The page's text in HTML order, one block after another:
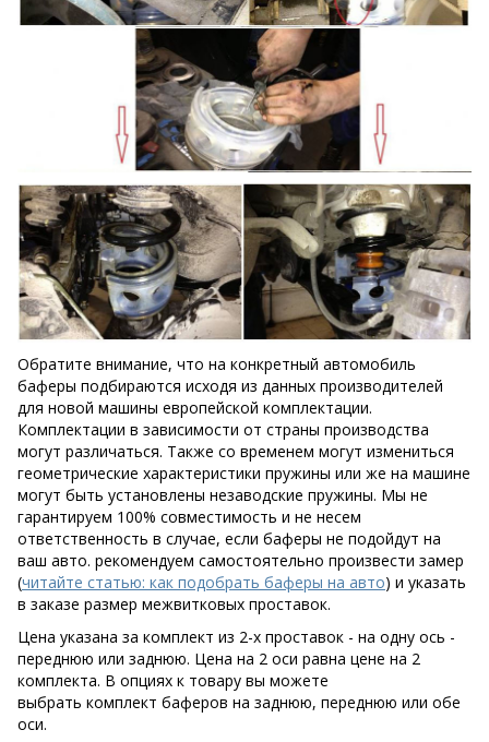
Обратите внимание, что на конкретный автомобиль
баферы подбираются исходя из данных производителей
для новой машины европейской комплектации.
Комплектации в зависимости от страны производства
могут различаться. Также со временем могут измениться
геометрические характеристики пружины или же на машине
могут быть установлены незаводские пружины. Мы не
гарантируем 100% совместимость и не несем
ответственность в случае, если баферы не подойдут на
ваш авто. рекомендуем самостоятельно произвести замер
(читайте статью: как подобрать баферы на авто) и указать
в заказе размер межвитковых проставок.
Цена указана за комплект из 2-х проставок - на одну ось -
переднюю или заднюю. Цена на 2 оси равна цене на 2
комплекта. В опциях к товару вы можете
выбрать комплект баферов на заднюю, переднюю или обе
оси.